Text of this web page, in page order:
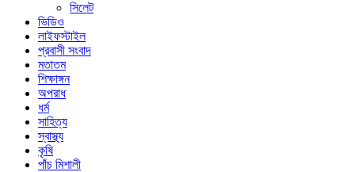
সিলেট
ভিডিও
লাইফস্টাইল
প্রবাসী সংবাদ
মতাতম
শিক্ষাঙ্গন
অপরাধ
ধর্ম
সাহিত্য
স্বাস্থ্য
কৃষি
পাঁচ মিশালী